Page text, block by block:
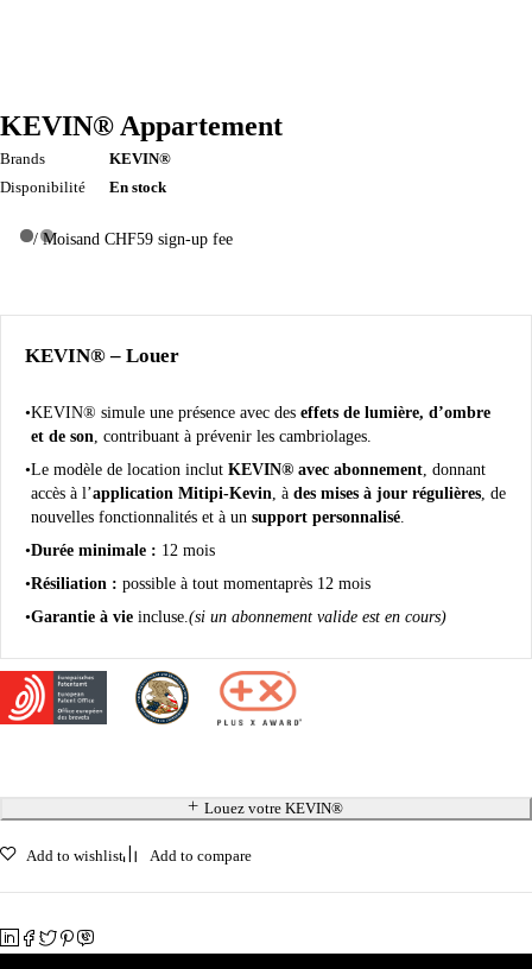
KEVIN® Appartement
Brands
KEVIN®
Disponibilité
En stock
/ Moisand CHF59 sign-up fee
KEVIN® – Louer
KEVIN® simule une présence avec des effets de lumière, d’ombre
et de son , contribuant à prévenir les cambriolages.
Le modèle de location inclut KEVIN® avec abonnement , donnant
accès à l’application Mitipi-Kevin , à des mises à jour régulières , de
nouvelles fonctionnalités et à un support personnalisé
Durée minimale : 12 mois
Résiliation : possible à tout momentaprès 12 mois
Garantie à vie incluse. (si un abonnement valide est en cours)
Louez votre KEVIN®
Add to wishlist Add to compare